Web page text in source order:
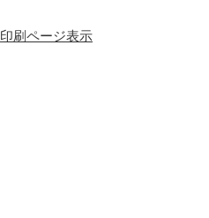
印刷ページ表示